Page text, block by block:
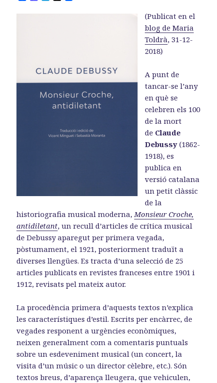
a a e
(Publicat en el
blog de Maria
Toldrà, 31-12-
2018)
A punt de
tancar-se l’any
en què se
celebren els 100
de la mort
de Claude
Debussy (1862-
1918), es
publica en
versió catalana
un petit clàssic
de la
historiografia musical moderna, Monsieur Croche,
antidiletant, un recull d’articles de crítica musical
de Debussy aparegut per primera vegada,
pòstumament, el 1921, posteriorment traduït a
diverses llengües. Es tracta d’una selecció de 25
articles publicats en revistes franceses entre 1901 i
1912, revisats pel mateix autor.
La procedència primera d’aquests textos n’explica
les característiques d’estil. Escrits per encàrrec, de
vegades responent a urgències econòmiques,
neixen generalment com a comentaris puntuals
sobre un esdeveniment musical (un concert, la
visita d’un músic o un director cèlebre, etc.). Són
textos breus, d’aparença lleugera, que vehiculen,